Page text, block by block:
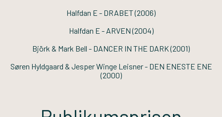
Halfdan E - DRABET(2006)
Halfdan E - ARVEN(2004)
Björk & Mark Bell - DANCER IN THE DARK(2001)
Søren Hyldgaard & Jesper Winge Leisner - DEN ENESTE ENE
(2000)